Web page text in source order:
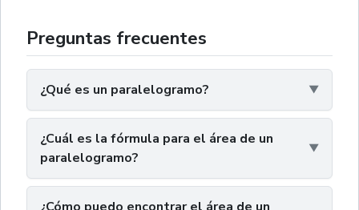
Preguntas frecuentes
¿Qué es un paralelogramo?
¿Cuál es la fórmula para el área de un
paralelogramo?